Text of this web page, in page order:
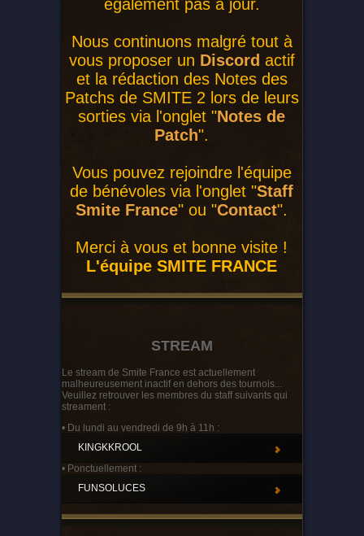
également pas à jour.
Nous continuons malgré tout à
vous proposer un Discord actif
et la rédaction des Notes des
Patchs de SMITE 2 lors de leurs
sorties via l'onglet "Notes de
Patch".
Vous pouvez rejoindre l'équipe
de bénévoles via l'onglet "Staff
Smite France" ou "Contact".
Merci à vous et bonne visite !
L'équipe SMITE FRANCE
STREAM
Le stream de Smite France est actuellement
malheureusement inactif en dehors des tournois...
Veuillez retrouver les membres du staff suivants qui
streament :
• Du lundi au vendredi de 9h à 11h :
KINGKKROOL
• Ponctuellement :
FUNSOLUCES